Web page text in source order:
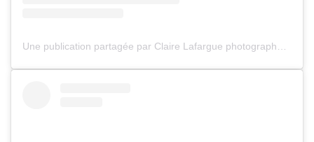
Une publication partagée par Claire Lafargue photographe (@claire_lafargue_photographe)